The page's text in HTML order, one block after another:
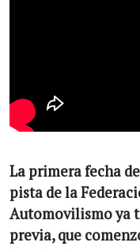
La primera fecha
pista de la
Automovilismo ya
previa, que